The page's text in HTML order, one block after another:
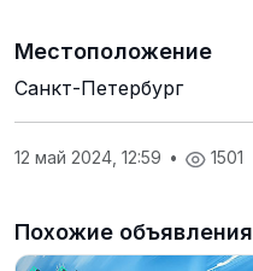
Местоположение
Санкт-Петербург
12 май 2024, 12:59 • 1501
Похожие объявления